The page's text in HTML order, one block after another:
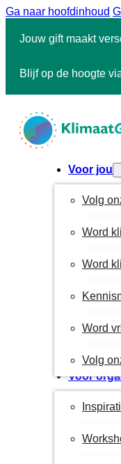
Ga naar hoofdinhoud
Jouw gift maakt
Blijf op de hoogte
Voor jou
Volg
Word
Word
Word
Volg
Voor